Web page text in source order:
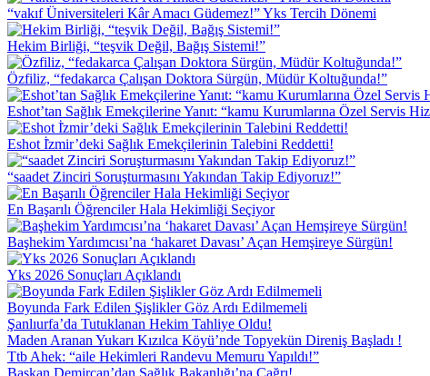
“vakıf Üniversiteleri Kâr Amacı Güdemez!” Yks Tercih Dönemi
Hekim Birliği, “teşvik Değil, Bağış Sistemi!”
Özfiliz, “fedakarca Çalışan Doktora Sürgün, Müdür Koltuğunda!”
Eshot’tan Sağlık Emekçilerine Yanıt: “kamu Kurumlarına Özel Servis
Eshot İ̇zmir’deki Sağlık Emekçilerinin Talebini Reddetti!
“saadet Zinciri Soruşturmasını Yakından Takip Ediyoruz!”
En Başarılı Öğrenciler Hala Hekimliği Seçiyor
Başhekim Yardımcısı’na ‘hakaret Davası’ Açan Hemşireye Sürgün!
Yks 2026 Sonuçları Açıklandı
Boyunda Fark Edilen Şişlikler Göz Ardı Edilmemeli
Şanlıurfa’da Tutuklanan Hekim Tahliye Oldu!
Maden Aranan Yukarı Kızılca Köyü’nde Topyekün Direniş Başladı !
Ttb Ahek: “aile Hekimleri Randevu Memuru Yapıldı!”
Başkan Demircan’dan Sağlık Bakanlığı’na Çağrı!